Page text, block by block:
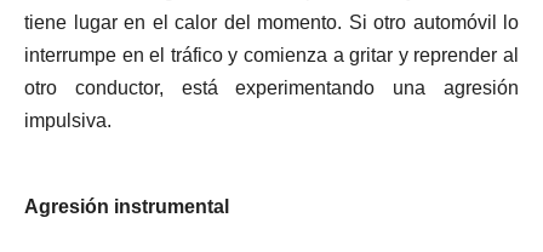
tiene lugar en el calor del momento. Si otro automóvil lo
interrumpe en el tráfico y comienza a gritar y reprender al
otro conductor, está experimentando una agresión
impulsiva.
Agresión instrumental